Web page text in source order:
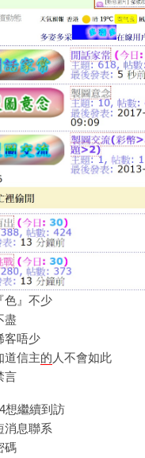
色』不少
盡
客唔少
道信主的 人不會如此
言
想繼續到訪
消息聯系
碼